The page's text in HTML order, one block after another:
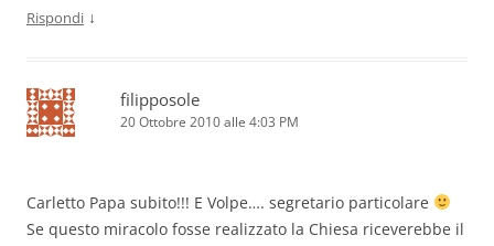
Rispondi ↓
filipposole
20 Ottobre 2010 alle 4:03 PM
Carletto Papa subito!!! E Volpe…. segretario particolare
Se questo miracolo fosse realizzato la Chiesa riceverebbe il